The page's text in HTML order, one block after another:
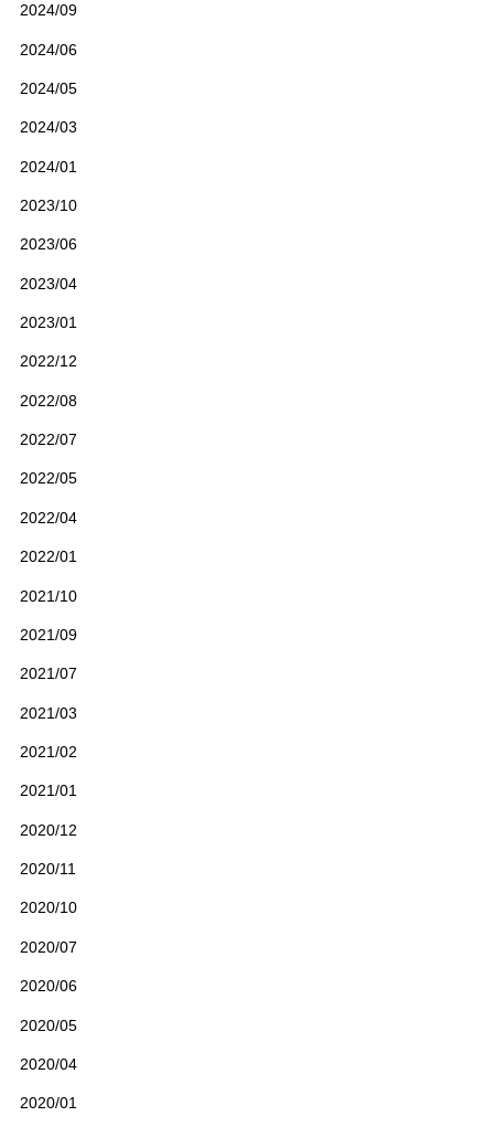
2024/09
2024/06
2024/05
2024/03
2024/01
2023/10
2023/06
2023/04
2023/01
2022/12
2022/08
2022/07
2022/05
2022/04
2022/01
2021/10
2021/09
2021/07
2021/03
2021/02
2021/01
2020/12
2020/11
2020/10
2020/07
2020/06
2020/05
2020/04
2020/01